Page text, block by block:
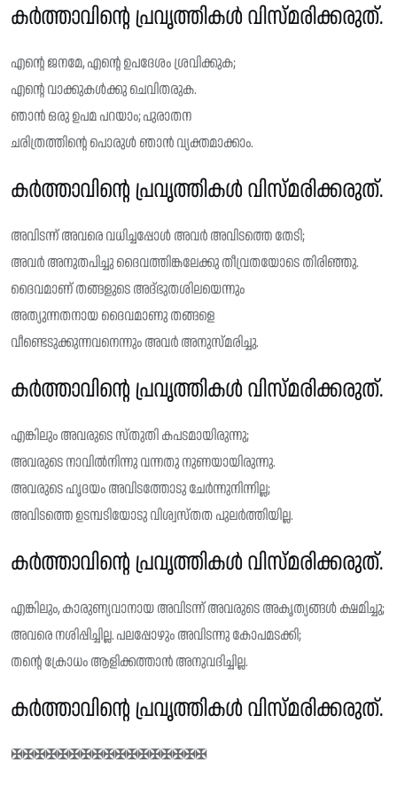
കർത്താവിൻ്റെ പ്രവൃത്തികൾ വിസ്‌മരിക്കരുത്.
എന്റെ ജനമേ, എന്റെ ഉപദേശം ശ്രവിക്കുക;
എന്റെ വാക്കുകൾക്കു ചെവിതരുക.
ഞാൻ ഒരു ഉപമ പറയാം; പുരാതന
ചരിത്രത്തിന്റെ പൊരുൾ ഞാൻ വ്യക്തമാക്കാം.
കർത്താവിന്റെ പ്രവൃത്തികൾ വിസ്‌മരിക്കരുത്.
അവിടന്ന് അവരെ വധിച്ചപ്പോൾ അവർ അവിടത്തെ തേടി;
അവർ അനുതപിച്ചു ദൈവത്തിങ്കലേക്കു തീവ്രതയോടെ തിരിഞ്ഞു.
ദൈവമാണ് തങ്ങളുടെ അദ്ഭുതശിലയെന്നും
അത്യുന്നതനായ ദൈവമാണു തങ്ങളെ
വീണ്ടെടുക്കുന്നവനെന്നും അവർ അനുസ്മരിച്ചു.
കർത്താവിന്റെ പ്രവൃത്തികൾ വിസ്‌മരിക്കരുത്.
എങ്കിലും അവരുടെ സ്‌തുതി കപടമായിരുന്നു;
അവരുടെ നാവിൽനിന്നു വന്നതു നുണയായിരുന്നു.
അവരുടെ ഹൃദയം അവിടത്തോടു ചേർന്നുനിന്നില്ല;
അവിടത്തെ ഉടമ്പടിയോടു വിശ്വസ്‌തത പുലർത്തിയില്ല.
കർത്താവിന്റെ പ്രവൃത്തികൾ വിസ്‌മരിക്കരുത്.
എങ്കിലും, കാരുണ്യവാനായ അവിടന്ന് അവരുടെ അകൃത്യങ്ങൾ ക്ഷമിച്ചു;
അവരെ നശിപ്പിച്ചില്ല. പലപ്പോഴും അവിടന്നു കോപമടക്കി;
തന്റെ ക്രോധം ആളിക്കത്താൻ അനുവദിച്ചില്ല.
കർത്താവിന്റെ പ്രവൃത്തികൾ വിസ്‌മരിക്കരുത്.
✠✠✠✠✠✠✠✠✠✠✠✠✠✠✠✠✠